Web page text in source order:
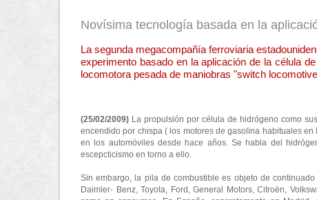
Novísima tecnología basada en la
La segunda megacompañía ferroviaria
experimento basado en la aplicación de la célula
locomotora pesada de maniobras "switch
(25/02/2009) La propulsión por célula de hidrógeno como
encendido por chispa ( los motores de gasolina habituales
en los automóviles desde hace años. Se habla del
escepcticismo en torno a ello.
Sin embargo, la pila de combustible es objeto de
Daimler- Benz, Toyota, Ford, General Motors, Citroën,